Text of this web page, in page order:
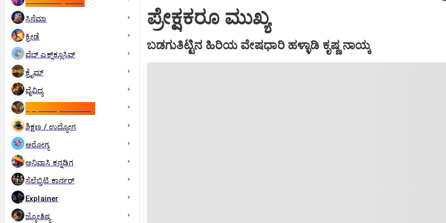
ಸಿನೆಮಾ
ಕ್ರೀಡೆ
ವೆಬ್ ಎಕ್ಸ್‌ಕ್ಲೂಸಿವ್
ಕ್ರೈಮ್
ವೈವಿಧ್ಯ
ಶಿಕ್ಷಣ / ಉದ್ಯೋಗ
ಆರೋಗ್ಯ
ಅನಿವಾಸಿ ಕನ್ನಡಿಗ
ಸೆಲೆಬ್ರಿಟಿ ಕಾರ್ನರ್‌
Explainer
ಜ್ಯೋತಿಷ್ಯ
ಪ್ರೇಕ್ಷಕರೂ ಮುಖ್ಯ
ಬಡಗುತಿಟ್ಟಿನ ಹಿರಿಯ ವೇಷಧಾರಿ ಹಳ್ಳಾಡಿ ಕೃಷ್ಣ ನಾಯ್ಕ